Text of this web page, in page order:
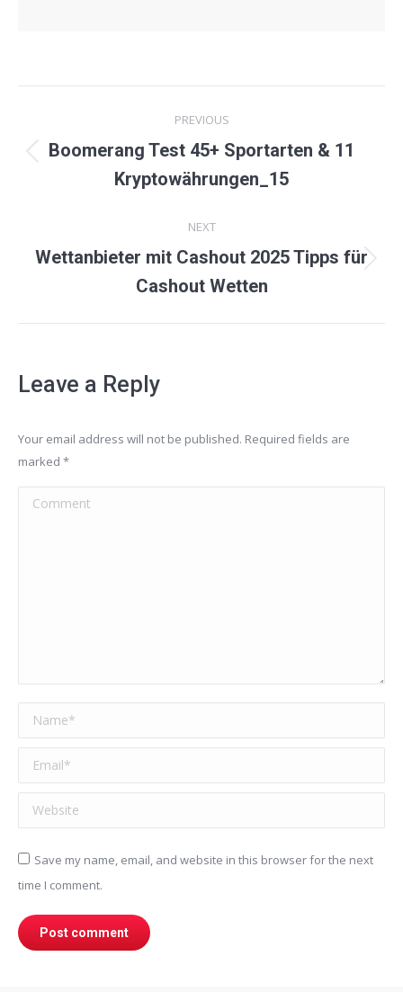
navigation
PREVIOUS
Previous
post:
Boomerang Test 45+ Sportarten & 11
Kryptowährungen_15
NEXT
Next
post:
Wettanbieter mit Cashout 2025 Tipps für
Cashout Wetten
Leave a Reply
Your email address will not be published. Required fields are
marked *
Comment
Name *
Email *
Website
Save my name, email, and website in this browser for the next
time I comment.
Post comment